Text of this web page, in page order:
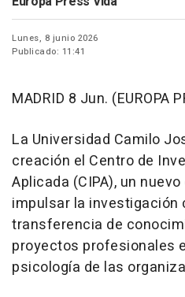
Lunes, 8 junio 2026
Publicado: 11:41
MADRID 8 Jun. (EUROPA
La Universidad Camilo
creación el Centro de
Aplicada (CIPA), un
impulsar la investigación
transferencia de
proyectos profesionales
psicología de las